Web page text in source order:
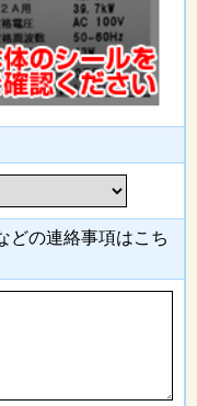
どの連絡事項はこち